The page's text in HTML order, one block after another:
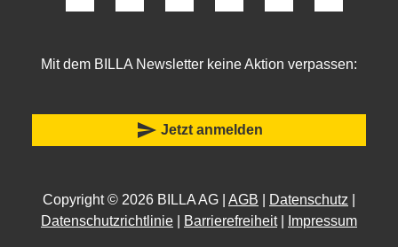
Mit dem BILLA Newsletter keine Aktion verpassen:
send Jetzt anmelden
Copyright © 2026 BILLA AG | AGB Datenschutz
Datenschutzrichtlinie
Barrierefreiheit| Impressum